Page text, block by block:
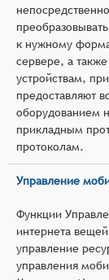
к нужному
сервере, а
устройствам,
предоставляют
оборудованием
прикладным
протоколам.
Управление
Функции
интернета
управление
управления